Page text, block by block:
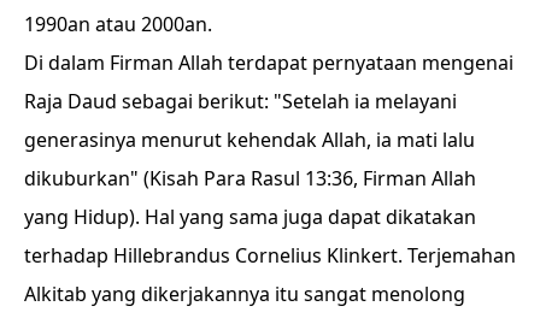
1990an atau 2000an.
Di dalam Firman Allah terdapat pernyataan mengenai
Raja Daud sebagai berikut: "Setelah ia melayani
generasinya menurut kehendak Allah, ia mati lalu
dikuburkan" (Kisah Para Rasul 13:36, Firman Allah
yang Hidup). Hal yang sama juga dapat dikatakan
terhadap Hillebrandus Cornelius Klinkert. Terjemahan
Alkitab yang dikerjakannya itu sangat menolong